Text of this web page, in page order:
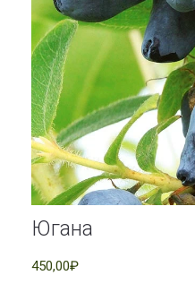
Югана
450,00₽